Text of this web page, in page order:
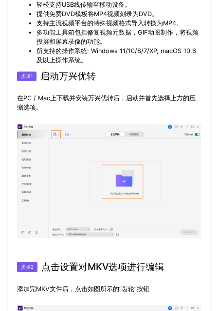
轻松支持USB线传输至移动设备。
提供免费DVD模板将MP4视频刻录为DVD。
支持主流视频平台的特殊视频格式导入转换为MP4。
多功能工具箱包括修复视频元数据，GIF动图制作，将视频
投屏和屏幕录像的功能。
所支持的操作系统: Windows 11/10/8/7/XP, macOS 10.6
及以上操作系统。
步骤1 启动万兴优转
在PC / Mac上下载并安装万兴优转后，启动并首先选择上方的压
缩选项。
步骤2 点击设置对MKV选项进行编辑
添加完MKV文件后，点击如图所示的“齿轮”按钮